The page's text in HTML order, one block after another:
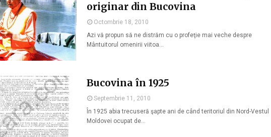
originar din Bucovina
Octombrie 18, 2010
Azi vă propun să ne distrăm cu o profeţie mai veche despre
Mântuitorul omenirii viitoa…
Bucovina în 1925
Septembrie 11, 2010
În 1925 abia trecuseră şapte ani de când teritoriul din Nord-Vestul
Moldovei ocupat de…